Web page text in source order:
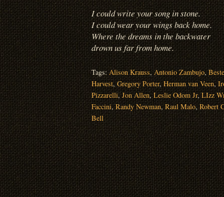
I could write your song in stone.
I could wear your wings back home.
Where the dreams in the backwater
drown us far from home.
Tags:Alison Krauss,Antonio Zambujo,
Harvest,Gregory Porter, Herman van Veen,
Pizzarelli,Jon Allen,Leslie Odom Jr,LIzz
Faccini,Randy Newman,Raul Malo,Robert
Bell